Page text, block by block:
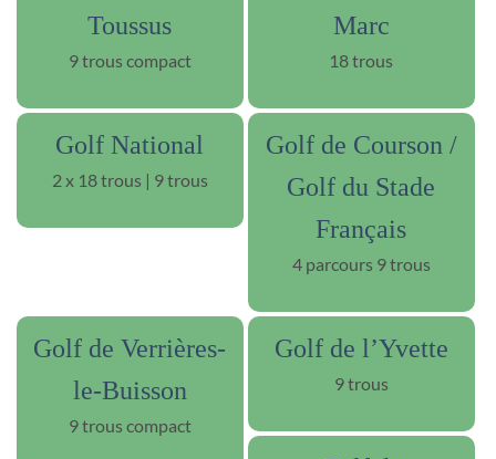
Toussus
9 trous compact
Marc
18 trous
Golf National
2 x 18 trous | 9 trous
Golf de Courson /
Golf du Stade
Français
4 parcours 9 trous
Golf de Verrières-
le-Buisson
9 trous compact
Golf de l’Yvette
9 trous